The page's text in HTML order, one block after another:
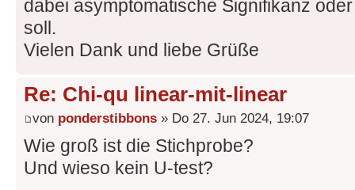
dabei asymptomatische Signifikanz
soll.
Vielen Dank und liebe Grüße
Re: Chi-qu linear-mit-linear
von ponderstibbons » Do 27. Jun 2024, 19:07
Wie groß ist die Stichprobe?
Und wieso kein U-test?